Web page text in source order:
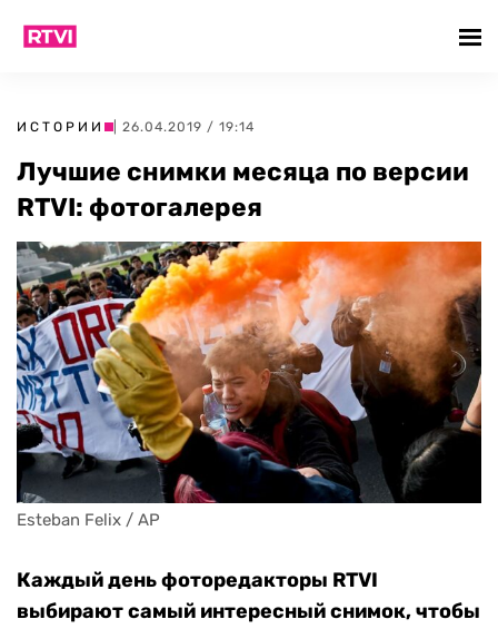
ИСТОРИИ | 26.04.2019 / 19:14
Лучшие снимки месяца по версии
RTVI: фотогалерея
Esteban Felix / AP
Каждый день фоторедакторы RTVI
выбирают самый интересный снимок, чтобы